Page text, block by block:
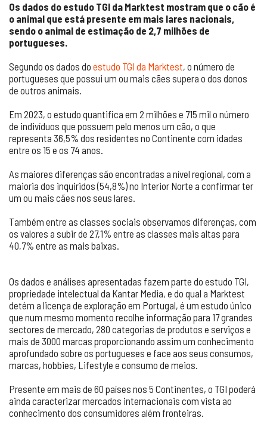
Os dados do estudo TGI da Marktest mostram que o cão é
o animal que está presente em mais lares nacionais,
sendo o animal de estimação de 2,7 milhões de
portugueses.
Segundo os dados do estudo TGI da Marktest, o número de
portugueses que possui um ou mais cães supera o dos donos
de outros animais.
Em 2023, o estudo quantifica em 2 milhões e 715 mil o número
de indivíduos que possuem pelo menos um cão, o que
representa 36,5% dos residentes no Continente com idades
entre os 15 e os 74 anos.
As maiores diferenças são encontradas a nível regional, com a
maioria dos inquiridos (54,8%) no Interior Norte a confirmar ter
um ou mais cães nos seus lares.
Também entre as classes sociais observamos diferenças, com
os valores a subir de 27,1% entre as classes mais altas para
40,7% entre as mais baixas.
Os dados e análises apresentadas fazem parte do estudo TGI,
propriedade intelectual da Kantar Media, e do qual a Marktest
detém a licença de exploração em Portugal, é um estudo único
que num mesmo momento recolhe informação para 17 grandes
sectores de mercado, 280 categorias de produtos e serviços e
mais de 3000 marcas proporcionando assim um conhecimento
aprofundado sobre os portugueses e face aos seus consumos,
marcas, hobbies, Lifestyle e consumo de meios.
Presente em mais de 60 países nos 5 Continentes, o TGI poderá
ainda caracterizar mercados internacionais com vista ao
conhecimento dos consumidores além fronteiras.